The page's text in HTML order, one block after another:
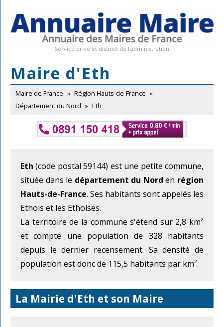
Service privé et distinct de l'administration
Maire d'Eth
Maire de France » Région Hauts-de-France »
Département du Nord » Eth
Eth (code postal 59144) est une petite commune,
située dans le département du Nord en région
Hauts-de-France. Ses habitants sont appelés les
Ethois et les Ethoises.
La territoire de la commune s'étend sur 2,8 km²
et compte une population de 328 habitants
depuis le dernier recensement. Sa densité de
population est donc de 115,5 habitants par km².
La Mairie d'Eth et son Maire